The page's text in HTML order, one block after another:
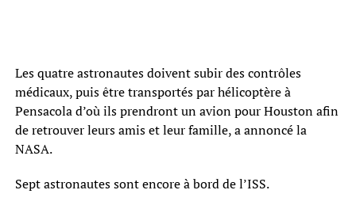
Les quatre astronautes doivent subir des contrôles
médicaux, puis être transportés par hélicoptère à
Pensacola d’où ils prendront un avion pour Houston afin
de retrouver leurs amis et leur famille, a annoncé la
NASA.
Sept astronautes sont encore à bord de l’ISS.